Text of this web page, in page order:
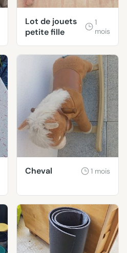
Lot de jouets
petite fille
1
mois
Cheval 1 mois